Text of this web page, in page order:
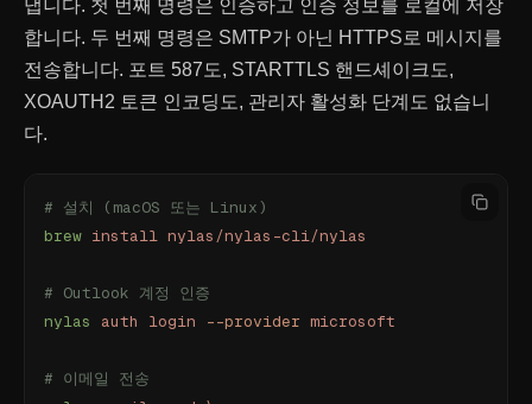
냅니다. 첫 번째 명령은 인증하고 인증 정보를 로컬에 저장
합니다. 두 번째 명령은 SMTP가 아닌 HTTPS로 메시지를
전송합니다. 포트 587도, STARTTLS 핸드셰이크도,
XOAUTH2 토큰 인코딩도, 관리자 활성화 단계도 없습니
다.
# 설치 (macOS 또는 Linux)
brew install nylas/nylas-cli/nylas
# Outlook 계정 인증
nylas
auth login --provider microsoft
# 이메일 전송